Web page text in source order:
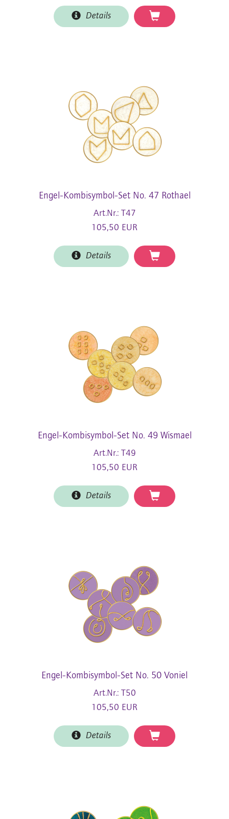
Details
Engel-Kombisymbol-Set No. 47 Rothael
Art.Nr.: T47
105,50 EUR
Details
Engel-Kombisymbol-Set No. 49 Wismael
Art.Nr.: T49
105,50 EUR
Details
Engel-Kombisymbol-Set No. 50 Voniel
Art.Nr.: T50
105,50 EUR
Details